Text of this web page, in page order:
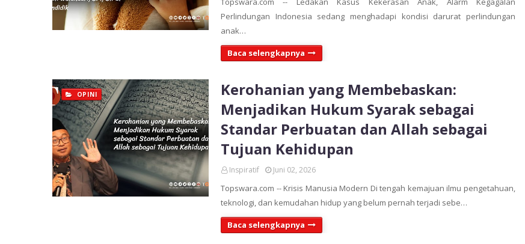
Perlindungan Indonesia sedang menghadapi kondisi darurat perlindungan
anak…
Baca selengkapnya
OPINI
Kerohanian yang Membebaskan:
Menjadikan Hukum Syarak sebagai
Standar Perbuatan dan Allah sebagai
Tujuan Kehidupan
Inspiratif Juni 02, 2026
Topswara.com -- Krisis Manusia Modern Di tengah kemajuan ilmu pengetahuan,
teknologi, dan kemudahan hidup yang belum pernah terjadi sebe…
Baca selengkapnya